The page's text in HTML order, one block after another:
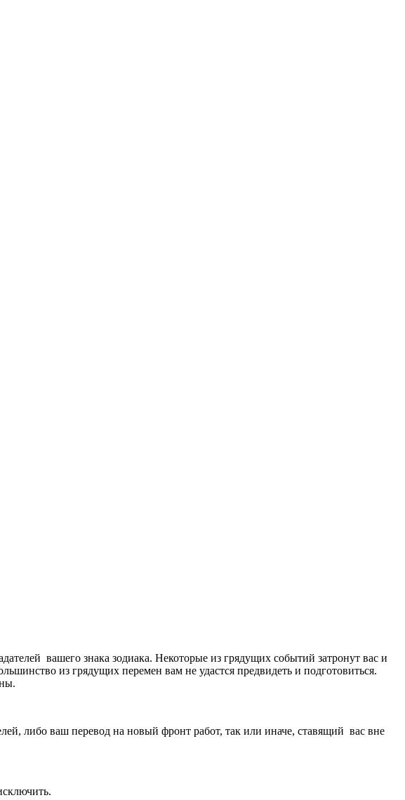
вашего знака зодиака. Некоторые из грядущих событий затронут вас и
из грядущих перемен вам не удастся предвидеть и подготовиться.
либо ваш перевод на новый фронт работ, так или иначе, ставящий вас вне